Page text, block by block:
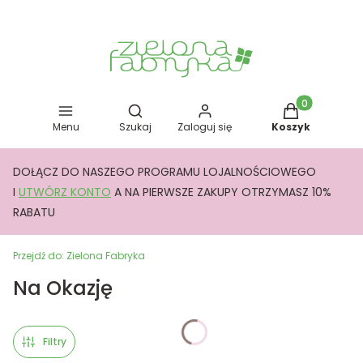
Menu
Otwórz wyszukiwarkę
Szukaj Zaloguj się
Produkty w
Koszyk
DOŁĄCZ DO NASZEGO PROGRAMU LOJALNOŚCIOWEGO
I UTWÓRZ KONTO A NA PIERWSZE ZAKUPY OTRZYMASZ 10%
RABATU
Przejdź do: Zielona Fabryka
Na Okazję
Filtry